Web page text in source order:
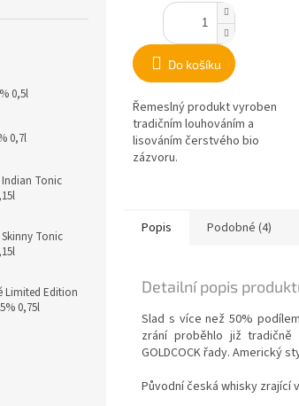
0,5l
0,7l
Tonic
Tonic
Limited Edition
0,75l
Do košíku
Řemeslný produkt vyroben
tradičním louhováním a
lisováním čerstvého bio
zázvoru.
Popis Podobné (4)
Detailní popis
Slad s více než 50%
zrání proběhlo již
GOLDCOCK řady. Americký
Původní česká whisky zrající